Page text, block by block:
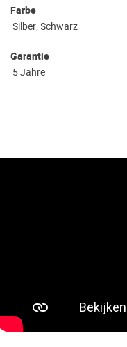
Farbe
Silber, Schwarz
Garantie
5 Jahre